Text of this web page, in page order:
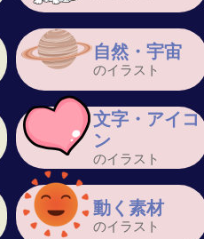
自然・宇宙
のイラスト
文字・アイコ
ン
のイラスト
動く素材
のイラスト